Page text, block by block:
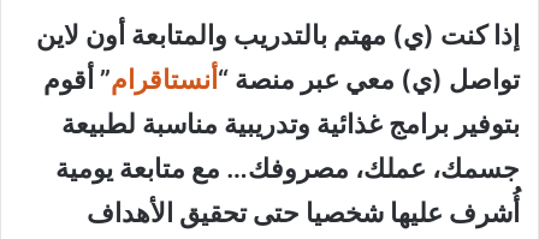
إذا كنت (ي) مهتم بالتدريب والمتابعة أون لاين
تواصل (ي) معي عبر منصة “أنستاقرام” أقوم
بتوفير برامج غذائية وتدريبية مناسبة لطبيعة
جسمك، عملك، مصروفك… مع متابعة يومية
أُشرف عليها شخصيا حتى تحقيق الأهداف